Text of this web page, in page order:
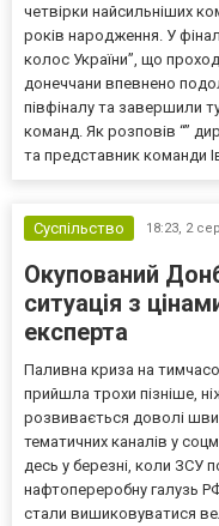
четвірки найсильніших
років народження. У
колос України”, що
донеччани впевнено
півфіналу та завершили
команд. Як розповів “”
та представник команди
Суспільство 18:23, 2
Окупований
ситуація з
експерта
Паливна криза на
прийшла трохи пізніше,
розвивається доволі
тематичних каналів у
десь у березні, коли ЗСУ
нафтопереробну галузь
стали вишиковуватися